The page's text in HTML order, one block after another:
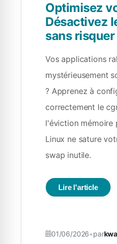
Optimisez
Désactivez
sans
Vos applications
mystérieusement
? Apprenez à
correctement le
l'éviction mémoire
Linux ne sature
swap inutile.
Lire l'article
01/06/2026•par